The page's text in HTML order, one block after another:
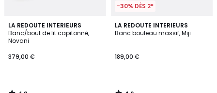
LA REDOUTE INTERIEURS
Banc/bout de lit capitonné,
Novani
379,00 €
4,8
/ 5
-30% DÈS 2*
LA REDOUTE INTERIEURS
Banc bouleau massif, Miji
189,00 €
4,6
/ 5